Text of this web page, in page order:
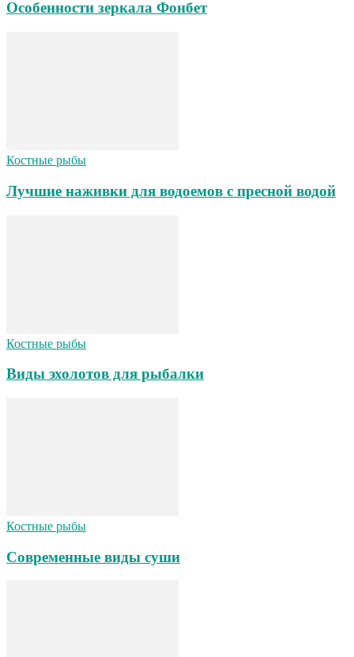
Особенности зеркала Фонбет
Костные рыбы
Лучшие наживки для водоемов с пресной водой
Костные рыбы
Виды эхолотов для рыбалки
Костные рыбы
Современные виды суши